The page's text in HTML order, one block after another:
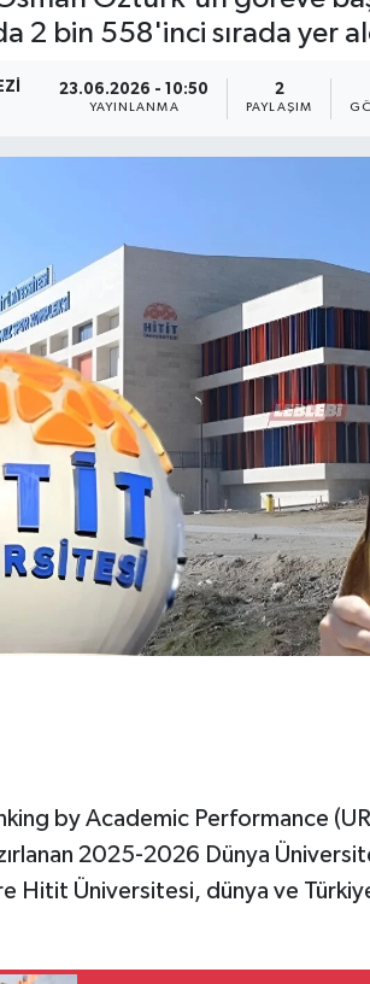
2 bin 558'inci sırada yer
23.06.2026 - 10:50
YAYINLANMA
2
PAYLAŞIM
by Academic Performance
2025-2026 Dünya
Hitit Üniversitesi, dünya ve